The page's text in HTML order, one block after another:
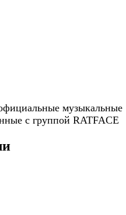
музыкальные
с группой RATFACE